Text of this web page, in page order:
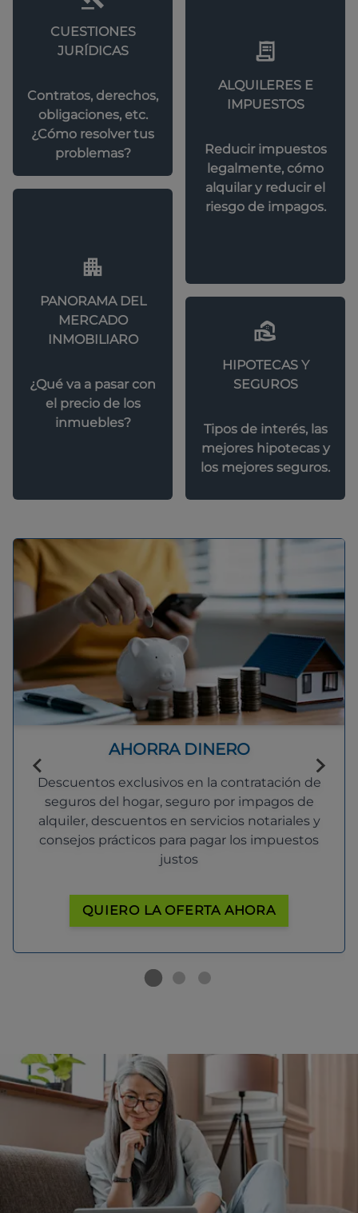
CUESTIONES
JURÍDICAS
Contratos, derechos,
obligaciones, etc.
¿Cómo resolver tus
problemas?
ALQUILERES E
IMPUESTOS
Reducir impuestos
legalmente, cómo
alquilar y reducir el
riesgo de impagos.
PANORAMA DEL
MERCADO
INMOBILIARO
¿Qué va a pasar con
el precio de los
inmuebles?
HIPOTECAS Y
SEGUROS
Tipos de interés, las
mejores hipotecas y
los mejores seguros.
AHORRA DINERO
Descuentos exclusivos en la contratación de
seguros del hogar, seguro por impagos de
alquiler, descuentos en servicios notariales y
consejos prácticos para pagar los impuestos
justos
QUIERO LA OFERTA AHORA